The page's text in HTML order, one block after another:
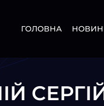
ГОЛОВНА